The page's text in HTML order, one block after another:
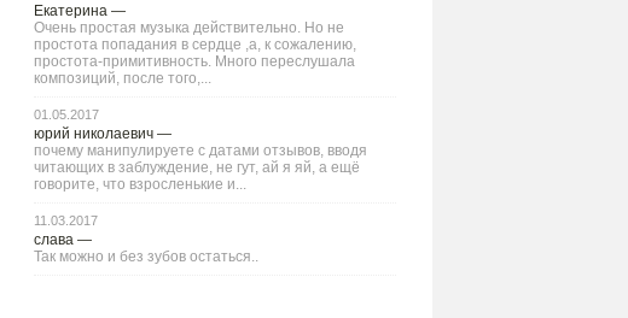
Екатерина —
Очень простая музыка действительно. Но не
простота попадания в сердце ,а, к сожалению,
простота-примитивность. Много переслушала
композиций, после того,...
01.05.2017
юрий николаевич —
почему манипулируете с датами отзывов, вводя
читающих в заблуждение, не гут, ай я яй, а ещё
говорите, что взросленькие и...
11.03.2017
слава —
Так можно и без зубов остаться..